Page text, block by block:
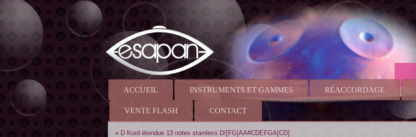
ACCUEIL
INSTRUMENTS ET GAMMES RÉACCORDAGE
VENTE FLASH CONTACT
« D Kurd étendue 13 notes stainless D/[FG]AA#CDEFGA[CD]